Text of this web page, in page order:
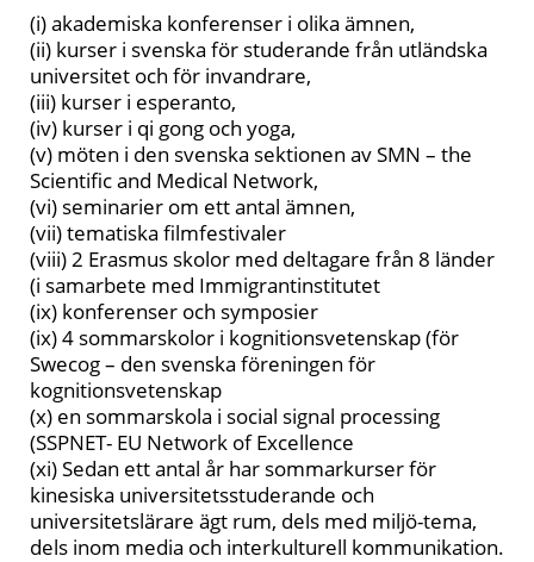
(i)akademiska konferenser i olika ämnen,
(ii) kurser i svenska för studerande från utländska
universitet och för invandrare,
(iii) kurser i esperanto,
(iv) kurser i qi gong och yoga,
(v) möten i den svenska sektionen av SMN – the
Scientific and Medical Network,
(vi) seminarier om ett antal ämnen,
(vii) tematiska filmfestivaler
(viii) 2 Erasmus skolor med deltagare från 8 länder
(i samarbete med Immigrantinstitutet
(ix) konferenser och symposier
(ix) 4 sommarskolor i kognitionsvetenskap (för
Swecog – den svenska föreningen för
kognitionsvetenskap
(x) en sommarskola i social signal processing
(SSPNET- EU Network of Excellence
(xi) Sedan ett antal år har sommarkurser för
kinesiska universitetsstuderande och
universitetslärare ägt rum, dels med miljö-tema,
dels inom media och interkulturell kommunikation.